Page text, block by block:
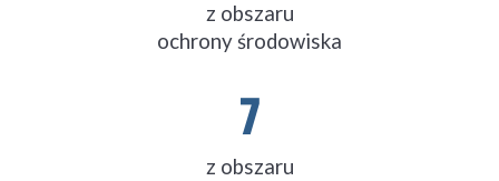
z obszaru
ochrony środowiska
7
z obszaru